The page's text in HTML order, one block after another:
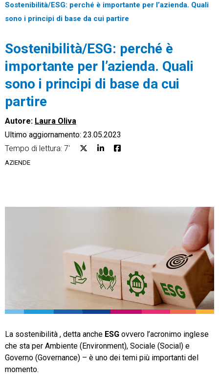
CRM
Ecommerce
Email Marketing
HR
TeamSystem Corporate
TeamSystem Store
Sostenibilità/ESG: perché è importante per l’azienda. Quali
sono i principi di base da cui partire
Sostenibilità/ESG: perché è
importante per l’azienda. Quali
sono i principi di base da cui
partire
Autore: Laura Oliva
Ultimo aggiornamento: 23.05.2023
Tempo di lettura: 7'
AZIENDE
La sostenibilità , detta anche ESG ovvero l’acronimo inglese
che sta per Ambiente (Environment), Sociale (Social) e
Governo (Governance) – è uno dei temi più importanti del
momento.